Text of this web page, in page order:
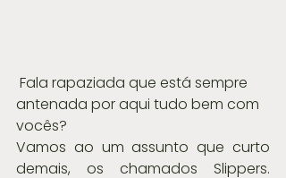
antenada por aqui tudo bem com
vocês?
Vamos ao um assunto que curto
demais, os chamados Slippers.